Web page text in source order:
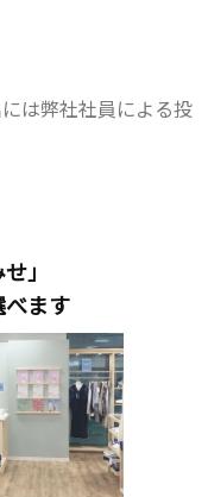
は弊社社員による投
」
ます